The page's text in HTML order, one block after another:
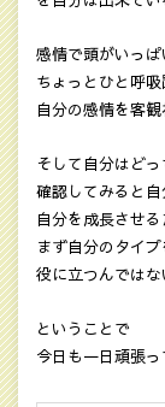
感情で頭がいっ
ちょっとひと呼吸
自分の感情を客
そして自分はど
確認してみると
自分を成長させ
まず自分のタイ
役に立つんでは
ということで
今日も一日頑張